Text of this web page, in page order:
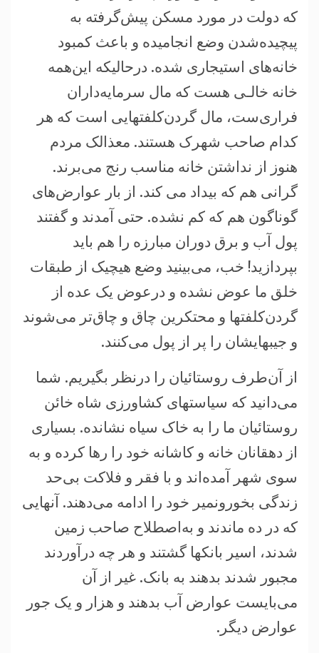
که دولت در مورد مسکن پيش‌گرفته به
پيچيده‌شدن وضع انجاميده و باعث کمبود
خانه‌های استيجاری شده. درحاليکه اين‌همه
خانه خالـی هست که مال سرمايه‌داران
فراری‌ست، مال گردن‌کلفتهايی است که هر
کدام صاحب شهرک هستند. معذالک مردم
هنوز از نداشتن خانه مناسب رنج می‌برند.
گرانی هم که بیداد می کند. از بار عوارض‌های
گوناگون هم که کم نشده. حتی آمدند و گفتند
پول آب و برق دوران مبارزه را هم بايد
بپردازيد! خب، می‌بينيد وضع هيچيک از طبقات
خلق ما عوض نشده و درعوض يک عده از
گردن‌کلفتها و محتکرين چاق و چاق‌تر می‌شوند
و جيبهايشان را پر از پول می‌کنند.
از آن‌طرف روستائيان را درنظر بگيريم. شما
می‌دانيد که سياستهای کشاورزی شاه خائن
روستائيان ما را به خاک سياه نشانده. بسياری
از دهقانان خانه و کاشانه خود را رها کرده و به
سوی شهر آمده‌اند و با فقر و فلاکت بی‌حد
زندگی بخور‌و‌نمير خود را ادامه می‌دهند. آنهايی
که در ده ماندند و به‌اصطلاح صاحب زمين
شدند، اسير بانکها گشتند و هر چه درآوردند
مجبور شدند بدهند به بانک. غير از آن
می‌بايست عوارض آب بدهند و هزار و يک جور
عوارض ديگر.